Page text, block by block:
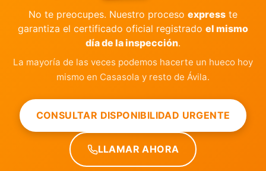
No te preocupes. Nuestro proceso express te
garantiza el certificado oficial registrado el mismo
día de la inspección.
La mayoría de las veces podemos hacerte un hueco hoy
mismo en Casasola y resto de Ávila.
CONSULTAR DISPONIBILIDAD URGENTE
LLAMAR AHORA